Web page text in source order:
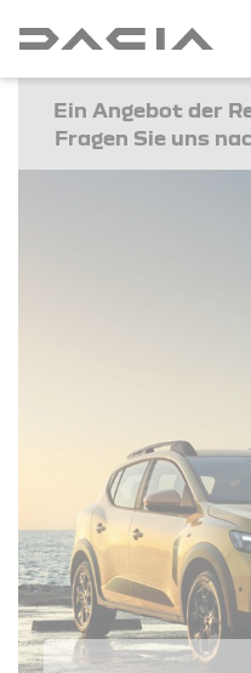
Ein Angebot der
Fragen Sie uns